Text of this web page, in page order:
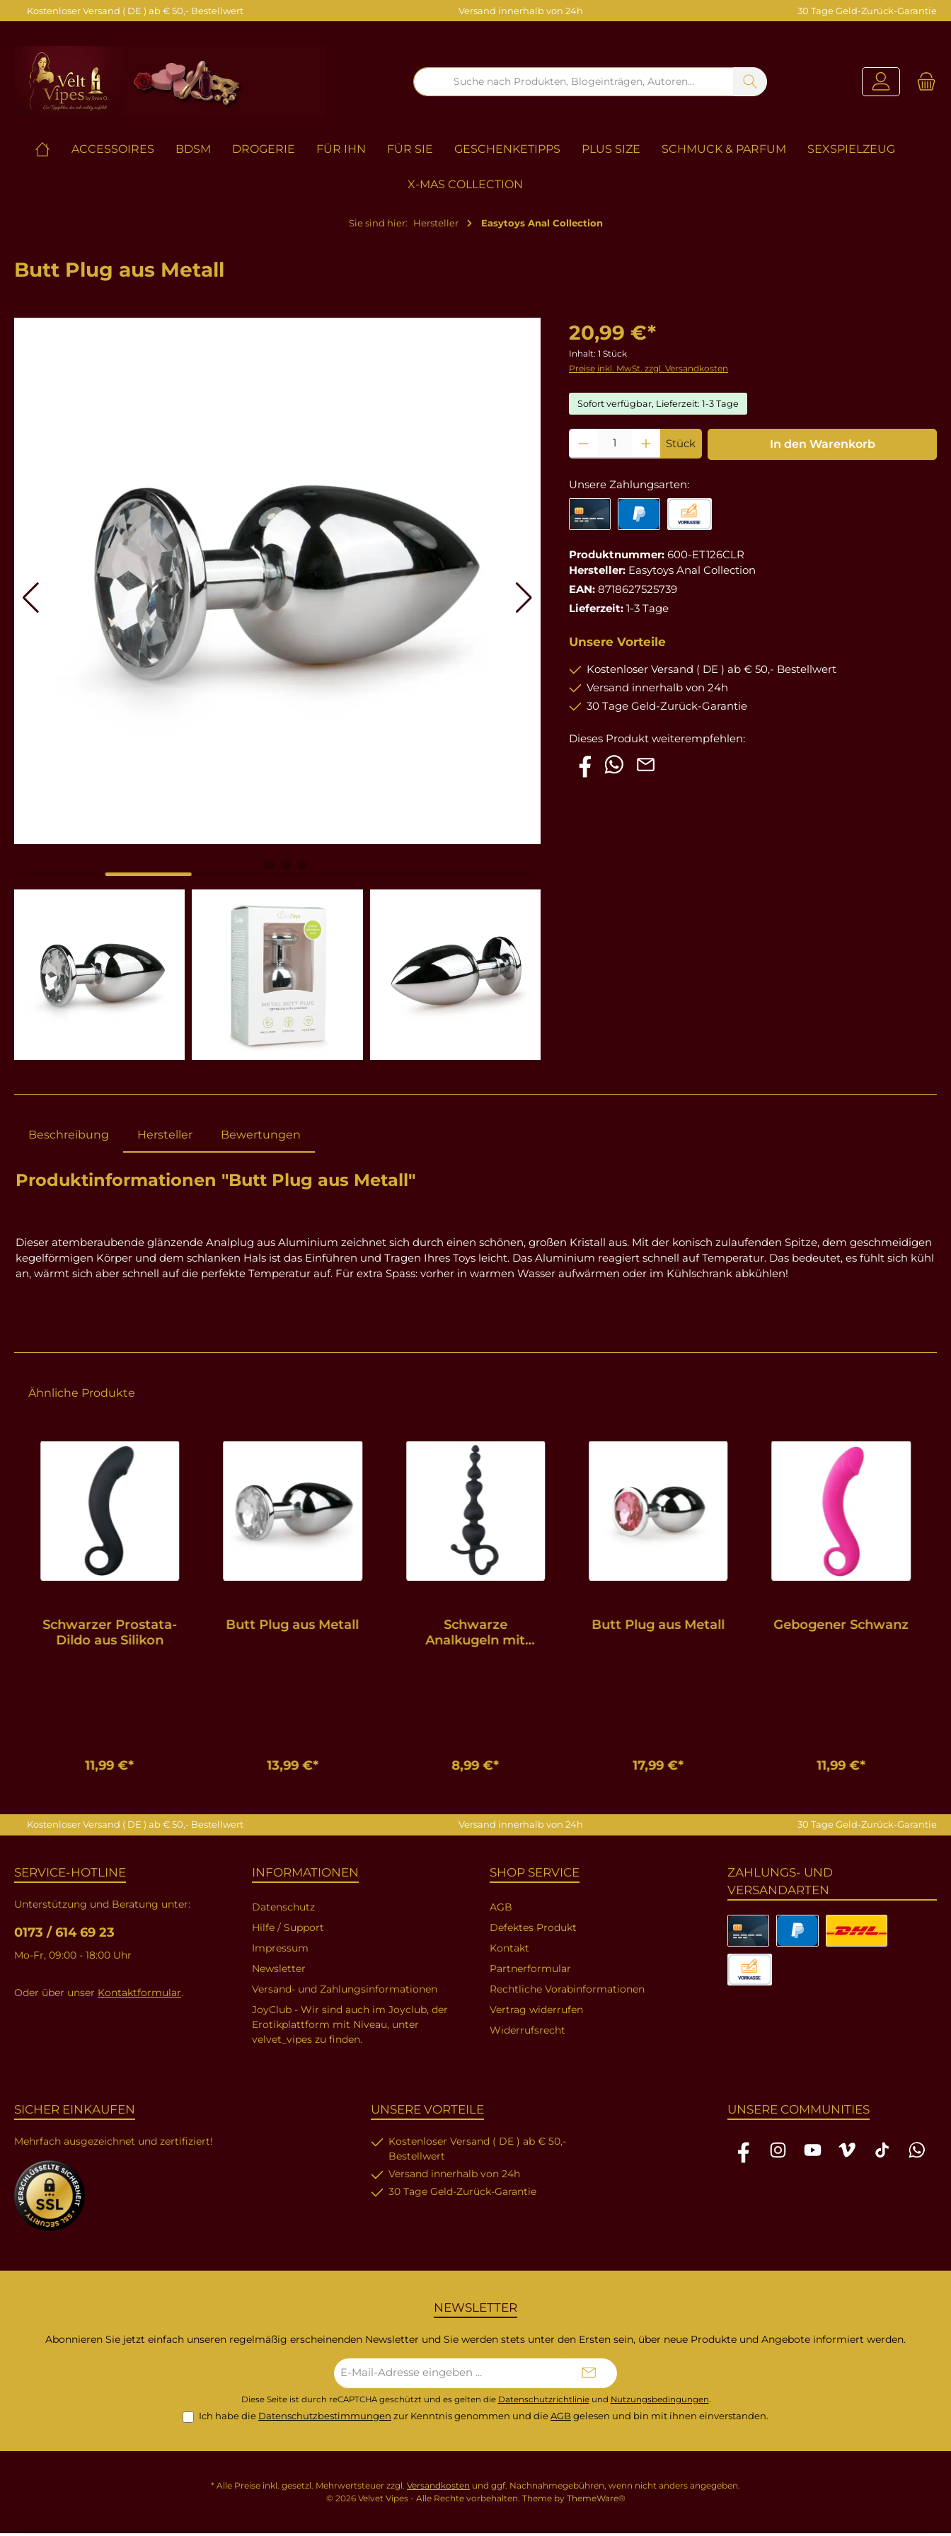
Zur Hauptnavigation springen
Kostenloser Versand ( DE ) ab € 50,- Bestellwert Versand innerhalb von 24h 30 Tage Geld-Zurück-Garantie
ACCESSOIRES BDSM DROGERIE FÜR IHN FÜR SIE GESCHENKETIPPS PLUS SIZE SCHMUCK & PARFUM SEXSPIELZEUG
X-MAS COLLECTION
Sie sind hier: Hersteller Easytoys Anal Collection
Butt Plug aus Metall
20,99 €*
Inhalt: 1 Stück
Preise inkl. MwSt. zzgl. Versandkosten
Sofort verfügbar, Lieferzeit: 1-3 Tage
Produkt Anzahl: Gib den gewünschten Wert ein oder benutze die Schaltflächen um die
Stück In den Warenkorb
Unsere Zahlungsarten:
Produktnummer: 600-ET126CLR
Hersteller: Easytoys Anal Collection
EAN: 8718627525739
Lieferzeit: 1-3 Tage
Unsere Vorteile
Kostenloser Versand ( DE ) ab € 50,- Bestellwert
Versand innerhalb von 24h
30 Tage Geld-Zurück-Garantie
Dieses Produkt weiterempfehlen:
Beschreibung Hersteller Bewertungen
Produktinformationen "Butt Plug aus Metall"
Dieser atemberaubende glänzende Analplug aus Aluminium zeichnet sich durch einen schönen, großen Kristall aus. Mit der konisch zulaufenden Spitze, dem geschmeidigen
kegelförmigen Körper und dem schlanken Hals ist das Einführen und Tragen Ihres Toys leicht. Das Aluminium reagiert schnell auf Temperatur. Das bedeutet, es fühlt sich kühl
an, wärmt sich aber schnell auf die perfekte Temperatur auf. Für extra Spass: vorher in warmen Wasser aufwärmen oder im Kühlschrank abkühlen!
Ähnliche Produkte
Schwarzer Prostata-
Dildo aus Silikon
11,99 €*
Butt Plug aus Metall
13,99 €*
Schwarze
Analkugeln mit
8,99 €*
Butt Plug aus Metall
17,99 €*
Gebogener Schwanz
11,99 €*
Kostenloser Versand ( DE ) ab € 50,- Bestellwert Versand innerhalb von 24h 30 Tage Geld-Zurück-Garantie
SERVICE-HOTLINE
Unterstützung und Beratung unter:
0173 / 614 69 23
Mo-Fr, 09:00 - 18:00 Uhr
Oder über unser Kontaktformular.
INFORMATIONEN
Datenschutz
Hilfe / Support
Impressum
Newsletter
Versand- und Zahlungsinformationen
JoyClub - Wir sind auch im Joyclub, der
Erotikplattform mit Niveau, unter
velvet_vipes zu finden.
SHOP SERVICE
AGB
Defektes Produkt
Kontakt
Partnerformular
Rechtliche Vorabinformationen
Vertrag widerrufen
Widerrufsrecht
ZAHLUNGS- UND
VERSANDARTEN
SICHER EINKAUFEN
Mehrfach ausgezeichnet und zertifiziert!
UNSERE VORTEILE
Kostenloser Versand ( DE ) ab € 50,-
Bestellwert
Versand innerhalb von 24h
30 Tage Geld-Zurück-Garantie
UNSERE COMMUNITIES
FacebookInstagramYouTube Vimeo TikTok
NEWSLETTER
Abonnieren Sie jetzt einfach unseren regelmäßig erscheinenden Newsletter und Sie werden stets unter den Ersten sein, über neue Produkte und Angebote informiert werden.
Mail-
Adresse*
Diese Seite ist durch reCAPTCHA geschützt und es gelten die Datenschutzrichtlinieund Nutzungsbedingungen
Ich habe die Datenschutzbestimmungen zur Kenntnis genommen und dieAGBgelesen und bin mit ihnen einverstanden.
* Alle Preise inkl. gesetzl. Mehrwertsteuer zzgl. Versandkosten und ggf. Nachnahmegebühren, wenn nicht anders angegeben.
© 2026 Velvet Vipes - Alle Rechte vorbehalten. Theme by ThemeWare®